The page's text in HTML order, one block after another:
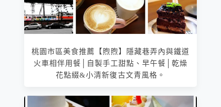
桃園市區美食推薦【煦煦】隱藏巷弄內與鐵道
火車相伴用餐│自製手工甜點、早午餐│乾燥
花點綴&小清新復古文青風格。